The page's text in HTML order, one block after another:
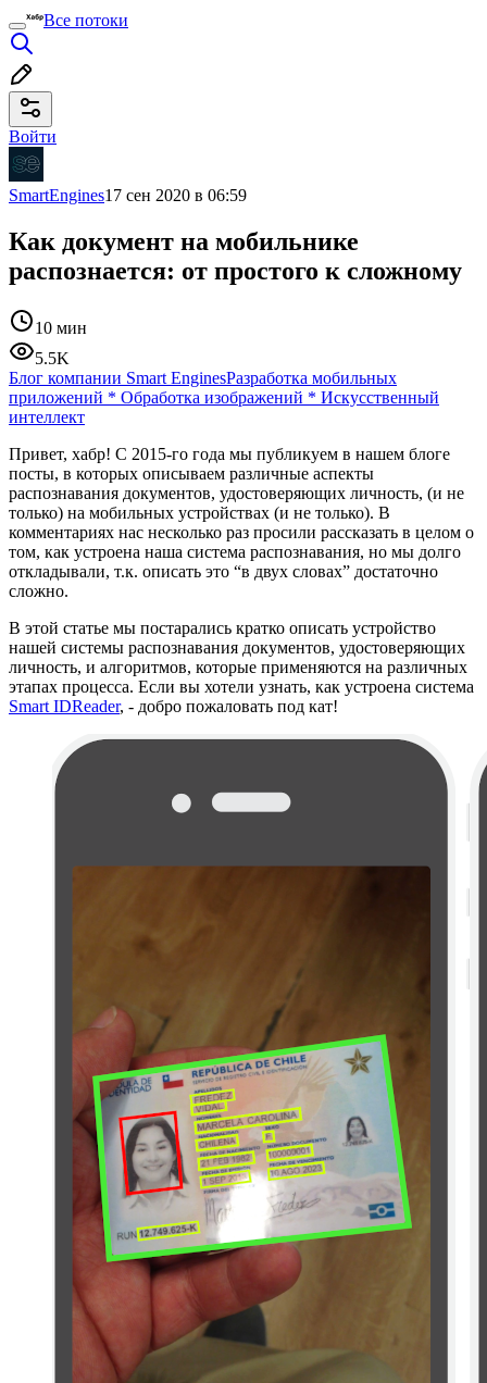
Все потоки
Войти
SmartEngines17 сен 2020 в 06:59
Как документ на мобильнике
распознается: от простого к сложному
10 мин
5.5K
Блог компании Smart EnginesРазработка мобильных
приложений * Обработка изображений * Искусственный
интеллект
Привет, хабр! С 2015-го года мы публикуем в нашем блоге
посты, в которых описываем различные аспекты
распознавания документов, удостоверяющих личность, (и не
только) на мобильных устройствах (и не только). В
комментариях нас несколько раз просили рассказать в целом о
том, как устроена наша система распознавания, но мы долго
откладывали, т.к. описать это “в двух словах” достаточно
сложно.
В этой статье мы постарались кратко описать устройство
нашей системы распознавания документов, удостоверяющих
личность, и алгоритмов, которые применяются на различных
этапах процесса. Если вы хотели узнать, как устроена система
Smart IDReader, - добро пожаловать под кат!